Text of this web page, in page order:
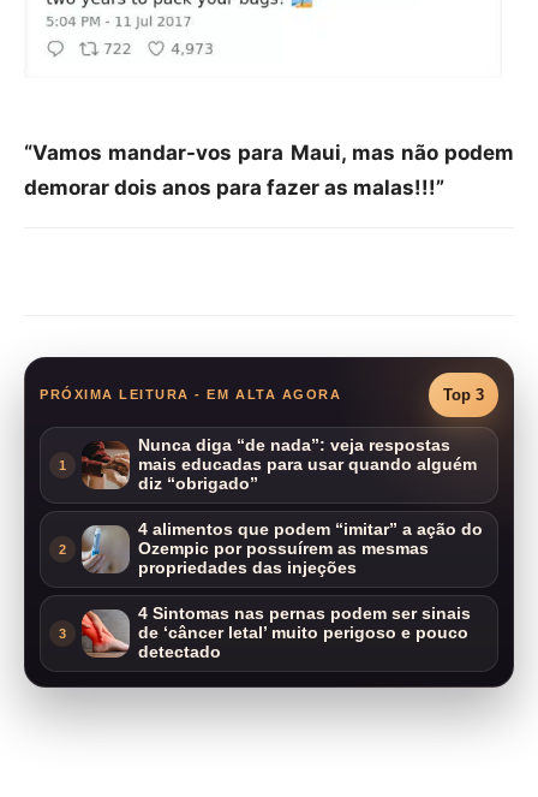
“Vamos mandar-vos para Maui, mas não podem
demorar dois anos para fazer as malas!!!”
PRÓXIMA LEITURA - EM ALTA AGORA Top 3
1
Nunca diga “de nada”: veja respostas
mais educadas para usar quando alguém
diz “obrigado”
2
4 alimentos que podem “imitar” a ação do
Ozempic por possuírem as mesmas
propriedades das injeções
3
4 Sintomas nas pernas podem ser sinais
de ‘câncer letal’ muito perigoso e pouco
detectado